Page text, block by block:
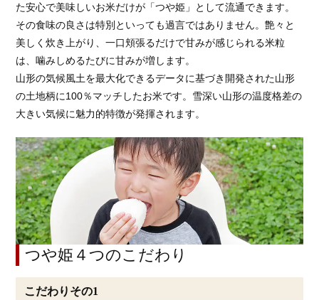
た安心で美味しいお米だけが「つや姫」として流通できます。
その食味の良さは特別といっても過言ではありません。艶々と
美しく炊き上がり、一口頬張るだけで甘みが感じられる米粒
は、噛みしめるたびに甘みが増します。
山形の気候風土を最大化できるデータに基づき開発された山形
の土地柄に100％マッチしたお米です。雪深い山形の温度格差の
大きい気候に魅力的特徴が発揮されます。
つや姫４つのこだわり
こだわりその1